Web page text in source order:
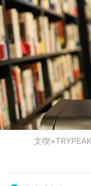
文喫